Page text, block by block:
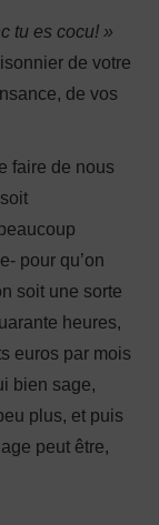
tu es cocu! »
de votre
de vos
faire de nous
pour qu’on
soit une sorte
heures,
euros par mois
bien sage,
plus, et puis
peut être,